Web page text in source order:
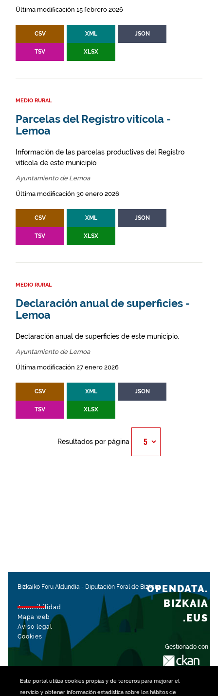
Este portal utiliza cookiespropias y de terceros para mejorar el
servicio y obtener información estadística sobre los hábitos de
Última modificación 15 febrero 2026
CSV XML JSON
TSV XLSX
MEDIO RURAL
Parcelas del Registro vitícola -
Lemoa
Información de las parcelas productivas del Registro
vitícola de este municipio.
Ayuntamiento de Lemoa
Última modificación 30 enero 2026
CSV XML JSON
TSV XLSX
MEDIO RURAL
Declaración anual de superficies -
Lemoa
Declaración anual de superficies de este municipio.
Ayuntamiento de Lemoa
Última modificación 27 enero 2026
CSV XML JSON
TSV XLSX
Resultados por página
Bizkaiko Foru Aldundia - Diputación Foral de Bizkaia
Accesibilidad
Mapa web
Aviso legal
Cookies
Gestionado con
OPENDATA.
BIZKAIA
.EUS